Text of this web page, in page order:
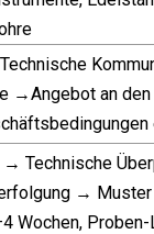
→Angebot an den
Technische
→ Muster
Wochen,